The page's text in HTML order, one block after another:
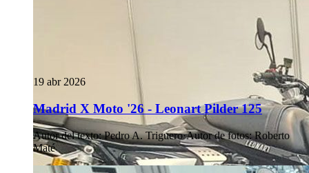
19 abr 2026
Madrid X Moto '26 - Leonart Pilder 125
Autor del texto: Pedro A. Triguero·Autor de fotos: Roberto
Maté